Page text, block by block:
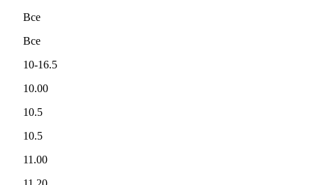
Все
Все
10-16.5
10.00
10.5
10.5
11.00